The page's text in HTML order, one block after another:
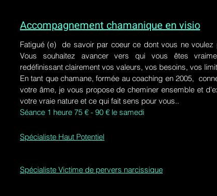
Accompagnement chamanique en visio
Fatigué (e) de savoir par coeur ce dont vous ne voulez
Vous souhaitez avancer vers qui vous êtes
redéfinissant clairement vos valeurs, vos besoins, vos
En tant que chamane, formée au coaching en 2005,
votre âme, je vous propose de cheminer ensemble et
votre vraie nature et ce qui fait sens pour vous..
Séance 1 heure 75 € - 90 € le samedi
Spécialiste Haut Potentiel
Spécialiste Victime de pervers narcissique